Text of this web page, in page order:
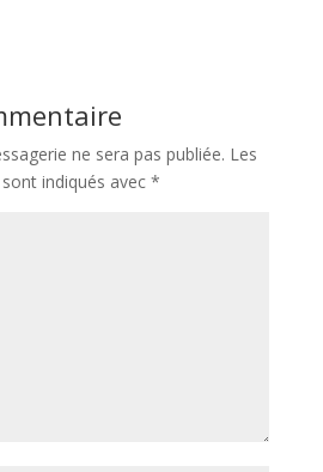
ne sera pas publiée. Les
indiqués avec *